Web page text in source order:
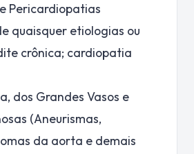
Pericardiopatias
quaisquer etiologias ou
crônica; cardiopatia
dos Grandes Vasos e
(Aneurismas,
da aorta e demais